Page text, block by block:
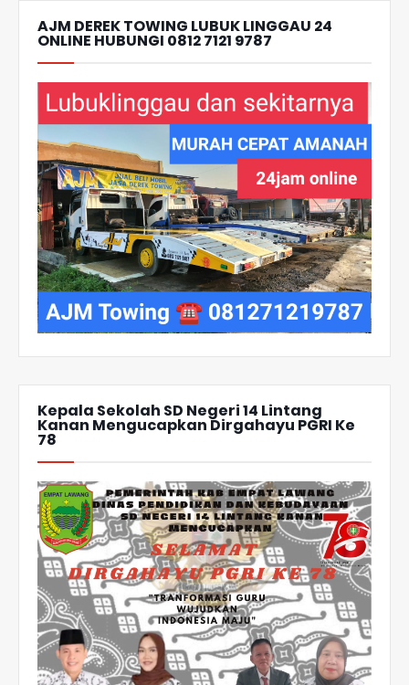
AJM DEREK TOWING LUBUK LINGGAU 24
ONLINE HUBUNGI 0812 7121 9787
Kepala Sekolah SD Negeri 14 Lintang
Kanan Mengucapkan Dirgahayu PGRI Ke
78